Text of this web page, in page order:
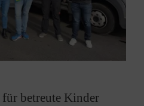
betreute Kinder